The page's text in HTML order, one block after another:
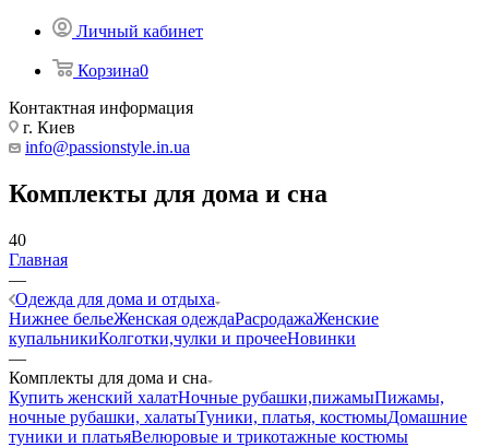
Личный кабинет
Корзина0
Контактная информация
г. Киев
info@passionstyle.in.ua
Комплекты для дома и сна
40
Главная
—
Одежда для дома и отдыха
Нижнее бельеЖенская одеждаРасродажаЖенские
купальникиКолготки,чулки и прочееНовинки
—
Комплекты для дома и сна
Купить женский халатНочные рубашки,пижамыПижамы,
ночные рубашки, халатыТуники, платья, костюмыДомашние
туники и платьяВелюровые и трикотажные костюмы